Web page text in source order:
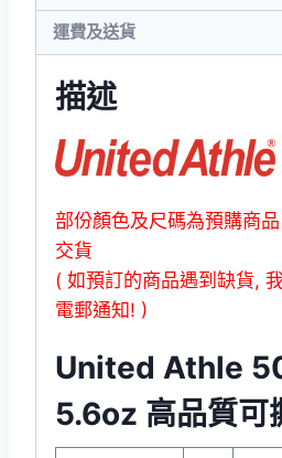
恤
運費及送貨
描述
部份顏色及尺碼為預購商
交貨
( 如預訂的商品遇到缺貨,
電郵通知! )
United Athle
5.6oz 高品質可